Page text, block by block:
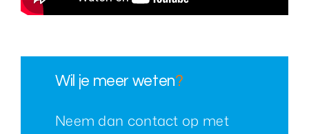
Wil je meer weten?
Neem dan contact op met